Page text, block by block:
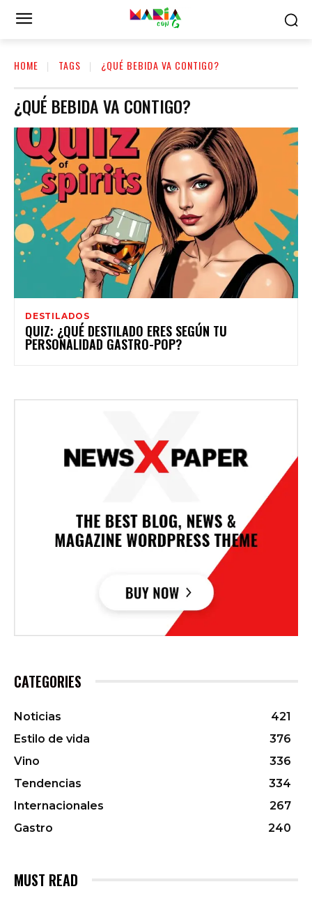
HOME TAGS ¿QUÉ BEBIDA VA CONTIGO?
¿QUÉ BEBIDA VA CONTIGO?
DESTILADOS
QUIZ: ¿QUÉ DESTILADO ERES SEGÚN TU
PERSONALIDAD GASTRO-POP?
CATEGORIES
Noticias
421
Estilo de vida
376
Vino
336
Tendencias
334
Internacionales
267
Gastro
240
MUST READ